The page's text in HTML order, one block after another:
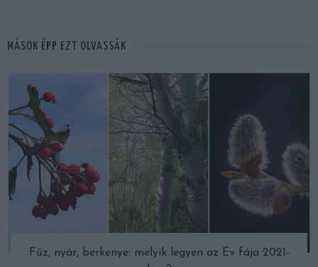
MÁSOK ÉPP EZT OLVASSÁK
Fűz, nyár, berkenye: melyik legyen az Év fája 2021-